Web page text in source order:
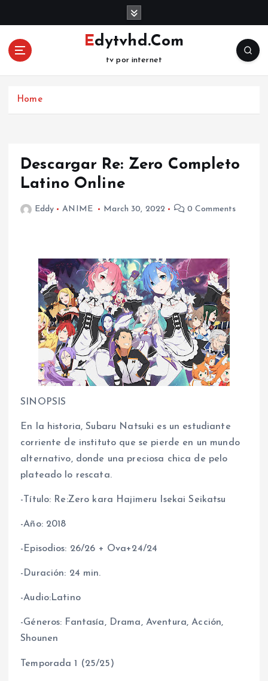
o
Edytvhd.Com
tv por internet
Home
Descargar Re: Zero Completo
Latino Online
Eddy ANIME March 30, 2022 0 Comments
SINOPSIS
En la historia, Subaru Natsuki es un estudiante
corriente de instituto que se pierde en un mundo
alternativo, donde una preciosa chica de pelo
plateado lo rescata.
-Título: Re:Zero kara Hajimeru Isekai Seikatsu
-Año: 2018
-Episodios: 26/26 + Ova+24/24
-Duración: 24 min.
-Audio:Latino
-Géneros: Fantasía, Drama, Aventura, Acción,
Shounen
Temporada 1 (25/25)